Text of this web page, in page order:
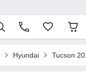
Hyundai Tucson